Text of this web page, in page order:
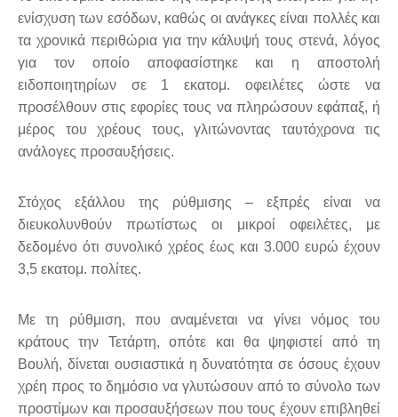
ενίσχυση των εσόδων, καθώς οι ανάγκες είναι πολλές και
τα χρονικά περιθώρια για την κάλυψή τους στενά, λόγος
για τον οποίο αποφασίστηκε και η αποστολή
ειδοποιητηρίων σε 1 εκατομ. οφειλέτες ώστε να
προσέλθουν στις εφορίες τους να πληρώσουν εφάπαξ, ή
μέρος του χρέους τους, γλιτώνοντας ταυτόχρονα τις
ανάλογες προσαυξήσεις.
Στόχος εξάλλου της ρύθμισης – εξπρές είναι να
διευκολυνθούν πρωτίστως οι μικροί οφειλέτες, με
δεδομένο ότι συνολικό χρέος έως και 3.000 ευρώ έχουν
3,5 εκατομ. πολίτες.
Με τη ρύθμιση, που αναμένεται να γίνει νόμος του
κράτους την Τετάρτη, οπότε και θα ψηφιστεί από τη
Βουλή, δίνεται ουσιαστικά η δυνατότητα σε όσους έχουν
χρέη προς το δημόσιο να γλυτώσουν από το σύνολο των
προστίμων και προσαυξήσεων που τους έχουν επιβληθεί